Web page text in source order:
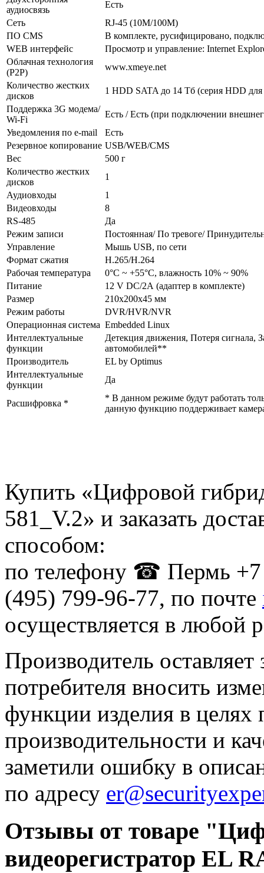
аудиосвязь
Есть
Сеть
RJ-45 (10M/100М)
ПО CMS
В комплекте, русифицировано,
WEB интерфейс
Просмотр и управление: Internet
Облачная технология
(P2P)
www.xmeye.net
Количество жестких
дисков
1 HDD SATA до 14 Тб (серия HDD
Поддержка 3G модема/
Wi-Fi
Есть / Есть (при подключении
Уведомления по e-mail
Есть
Резервное копирование USB/WEB/CMS
Вес
500 г
Количество жестких
дисков
1
Аудиовходы
1
Видеовходы
8
RS-485
Да
Режим записи
Постоянная/ По тревоге/
Управление
Мышь USB, по сети
Формат сжатия
H.265/H.264
Рабочая температура
0°С ~ +55°С, влажность 10% ~ 90%
Питание
12 V DC/2А (адаптер в комплекте)
Размер
210x200x45 мм
Режим работы
DVR/HVR/NVR
Операционная система Embedded Linux
Интеллектуальные
функции
Детекция движения, Потеря
автомобилей**
Производитель
EL by Optimus
Интеллектуальные
функции
Да
Расшифровка *
* В данном режиме будут работать
данную функцию поддерживает
Купить «Цифровой
581_V.2» и заказать
способом:
по телефону ☎ Пермь
(495) 799-96-77, по почте
осуществляется в любой
Производитель
потребителя вносить
функции изделия в
производительности и
заметили ошибку в
по адресу
Отзывы от товаре
видеорегистратор EL